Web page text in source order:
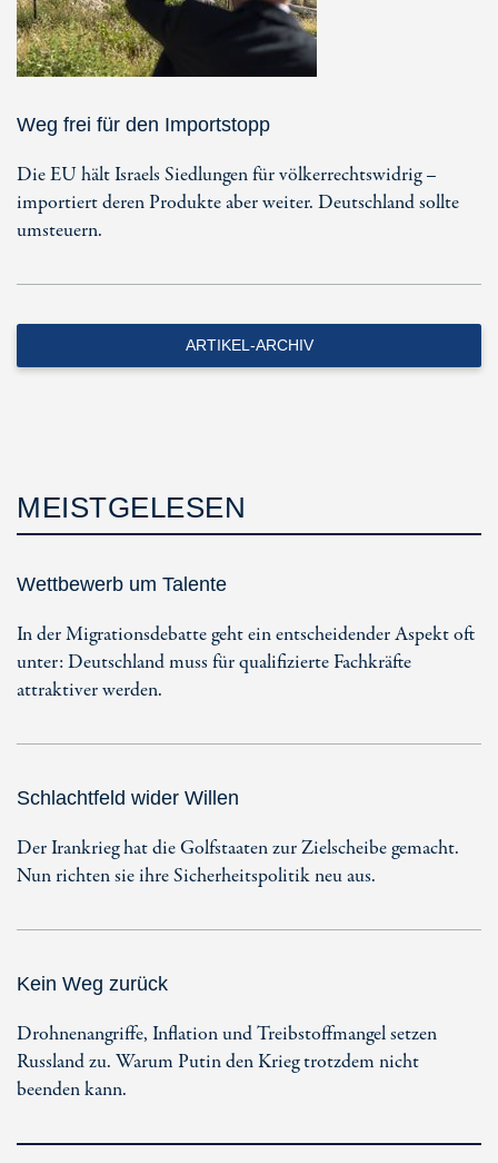
Weg frei für den Importstopp
Die EU hält Israels Siedlungen für völkerrechtswidrig –
importiert deren Produkte aber weiter. Deutschland sollte
umsteuern.
ARTIKEL-ARCHIV
MEISTGELESEN
Wettbewerb um Talente
In der Migrationsdebatte geht ein entscheidender Aspekt oft
unter: Deutschland muss für qualifizierte Fachkräfte
attraktiver werden.
Schlachtfeld wider Willen
Der Irankrieg hat die Golfstaaten zur Zielscheibe gemacht.
Nun richten sie ihre Sicherheitspolitik neu aus.
Kein Weg zurück
Drohnenangriffe, Inflation und Treibstoffmangel setzen
Russland zu. Warum Putin den Krieg trotzdem nicht
beenden kann.